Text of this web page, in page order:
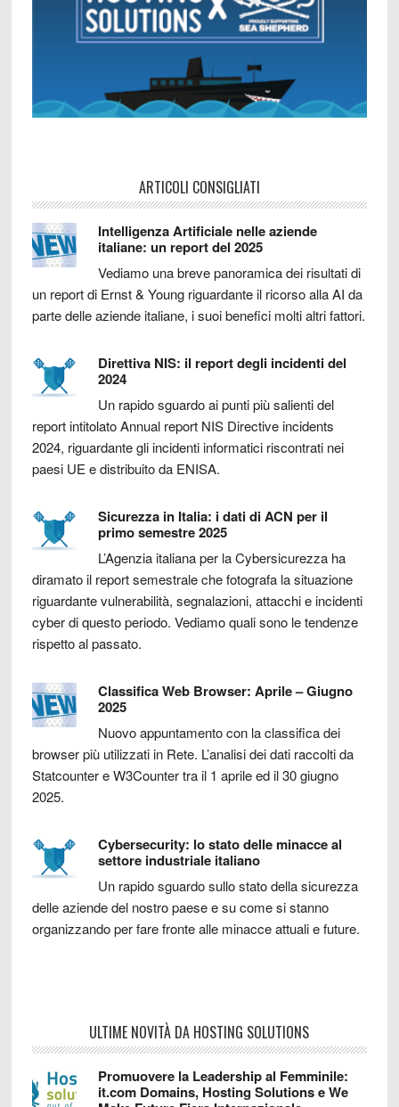
ARTICOLI CONSIGLIATI
Intelligenza Artificiale nelle aziende
italiane: un report del 2025
Vediamo una breve panoramica dei risultati di
un report di Ernst & Young riguardante il ricorso alla AI da
parte delle aziende italiane, i suoi benefici molti altri fattori.
Direttiva NIS: il report degli incidenti del
2024
Un rapido sguardo ai punti più salienti del
report intitolato Annual report NIS Directive incidents
2024, riguardante gli incidenti informatici riscontrati nei
paesi UE e distribuito da ENISA.
Sicurezza in Italia: i dati di ACN per il
primo semestre 2025
L’Agenzia italiana per la Cybersicurezza ha
diramato il report semestrale che fotografa la situazione
riguardante vulnerabilità, segnalazioni, attacchi e incidenti
cyber di questo periodo. Vediamo quali sono le tendenze
rispetto al passato.
Classifica Web Browser: Aprile – Giugno
2025
Nuovo appuntamento con la classifica dei
browser più utilizzati in Rete. L’analisi dei dati raccolti da
Statcounter e W3Counter tra il 1 aprile ed il 30 giugno
2025.
Cybersecurity: lo stato delle minacce al
settore industriale italiano
Un rapido sguardo sullo stato della sicurezza
delle aziende del nostro paese e su come si stanno
organizzando per fare fronte alle minacce attuali e future.
ULTIME NOVITÀ DA HOSTING SOLUTIONS
Promuovere la Leadership al Femminile:
it.com Domains, Hosting Solutions e We